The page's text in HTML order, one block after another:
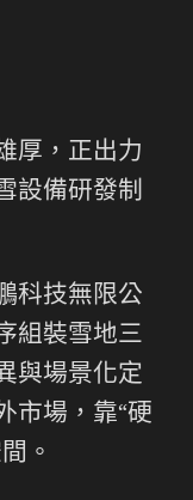
厚，正出力
設備研發制
科技無限公
組裝雪地三
與場景化定
市場，靠“硬
。